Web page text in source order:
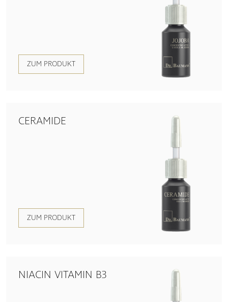
ZUM PRODUKT
CERAMIDE
ZUM PRODUKT
NIACIN VITAMIN B3